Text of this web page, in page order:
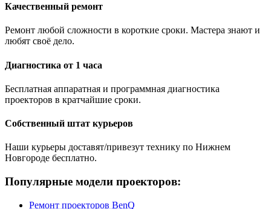
Качественный ремонт
Ремонт любой сложности в короткие сроки. Мастера знают и
любят своё дело.
Диагностика от 1 часа
Бесплатная аппаратная и программная диагностика
проекторов в кратчайшие сроки.
Собственный штат курьеров
Наши курьеры доставят/привезут технику по Нижнем
Новгороде бесплатно.
Популярные модели проекторов:
Ремонт проекторов BenQ